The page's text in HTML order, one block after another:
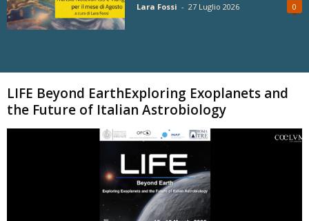
Lara Fossi - 27 Luglio 2026 0
LIFE Beyond EarthExploring Exoplanets and
the Future of Italian Astrobiology